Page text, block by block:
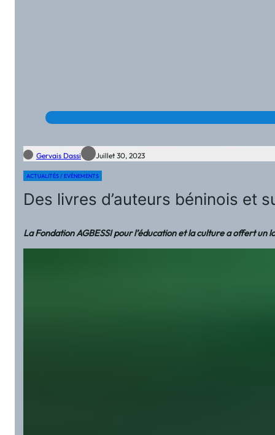
Gervais Dassi Juillet 30, 2023
ACTUALITÉS / EVÉNEMENTS
Des livres d’auteurs béninois et
La Fondation AGBESSI pour l’éducation et la culture a offert